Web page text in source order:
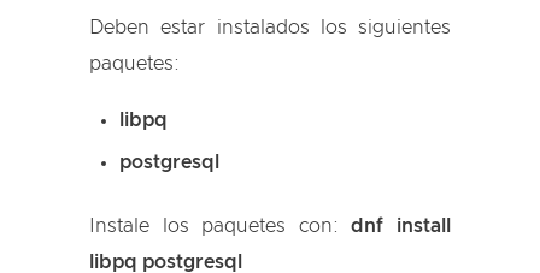
Deben estar instalados los siguientes
paquetes:
libpq
postgresql
Instale los paquetes con:dnf install
libpq postgresql